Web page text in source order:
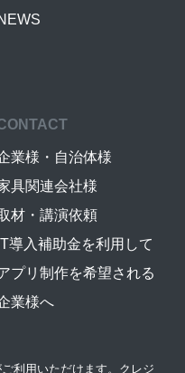
業様・自治体様
具関連会社様
材・講演依頼
IT導入補助金を利用して
プリ制作を希望される
業様へ
利用いただけます。クレジ